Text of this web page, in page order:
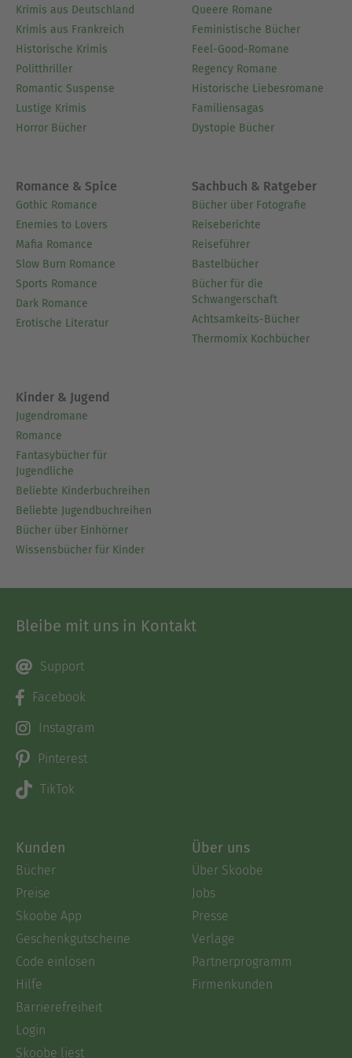
in Sankt Petersburg.
Ausblenden
Krimis aus Deutschland
Krimis aus Frankreich
Historische Krimis
Politthriller
Romantic Suspense
Lustige Krimis
Horror Bücher
Queere Romane
Feministische Bücher
Feel-Good-Romane
Regency Romane
Historische Liebesromane
Familiensagas
Dystopie Bücher
Romance & Spice
Gothic Romance
Enemies to Lovers
Mafia Romance
Slow Burn Romance
Sports Romance
Dark Romance
Erotische Literatur
Sachbuch & Ratgeber
Bücher über Fotografie
Reiseberichte
Reiseführer
Bastelbücher
Bücher für die
Schwangerschaft
Achtsamkeits-Bücher
Thermomix Kochbücher
Kinder & Jugend
Jugendromane
Romance
Fantasybücher für
Jugendliche
Beliebte Kinderbuchreihen
Beliebte Jugendbuchreihen
Bücher über Einhörner
Wissensbücher für Kinder
Bleibe mit uns in Kontakt
Support
Facebook
Instagram
Pinterest
TikTok
Kunden
Bücher
Preise
Skoobe App
Geschenkgutscheine
Code einlösen
Hilfe
Barrierefreiheit
Login
Skoobe liest
Über uns
Über Skoobe
Jobs
Presse
Verlage
Partnerprogramm
Firmenkunden